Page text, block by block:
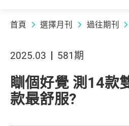
首頁 選擇月刊 過往期刊
2025.03 581期
瞓個好覺 測14款
款最舒服?